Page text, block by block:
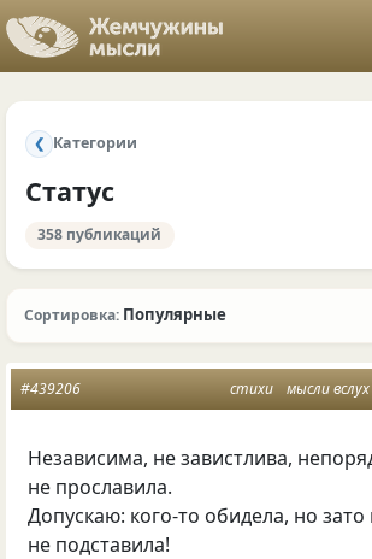
❮ Категории
Статус
358 публикаций
Сортировка: Популярные
стихи мысли вслух
#439206
Независима, не завистлива,
не прославила.
Допускаю: кого-то обидела, но зато
не подставила!